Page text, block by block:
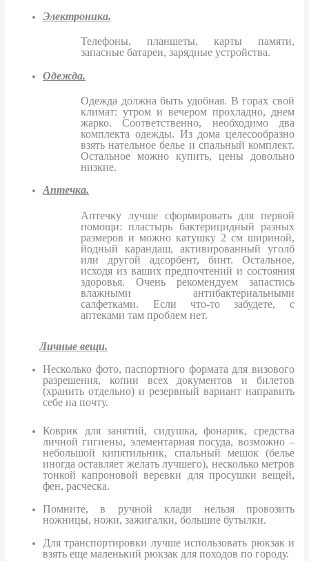
Электроника.
Телефоны, планшеты, карты памяти,
запасные батареи, зарядные устройства.
Одежда.
Одежда должна быть удобная. В горах свой
климат: утром и вечером прохладно, днем
жарко. Соответственно, необходимо два
комплекта одежды. Из дома целесообразно
взять нательное белье и спальный комплект.
Остальное можно купить, цены довольно
низкие.
Аптечка.
Аптечку лучше сформировать для первой
помощи: пластырь бактерицидный разных
размеров и можно катушку 2 см шириной,
йодный карандаш, активированный уголб
или другой адсорбент, бинт. Остальное,
исходя из ваших предпочтений и состояния
здоровья. Очень рекомендуем запастись
влажными антибактериальными
салфетками. Если что-то забудете, с
аптеками там проблем нет.
Личные вещи.
Несколько фото, паспортного формата для визового
разрешения, копии всех документов и билетов
(хранить отдельно) и резервный вариант направить
себе на почту.
Коврик для занятий, сидушка, фонарик, средства
личной гигиены, элементарная посуда, возможно –
небольшой кипятильник, спальный мешок (белье
иногда оставляет желать лучшего), несколько метров
тонкой капроновой веревки для просушки вещей,
фен, расческа.
Помните, в ручной клади нельзя провозить
ножницы, ножи, зажигалки, большие бутылки.
Для транспортировки лучше использовать рюкзак и
взять еще маленький рюкзак для походов по городу.